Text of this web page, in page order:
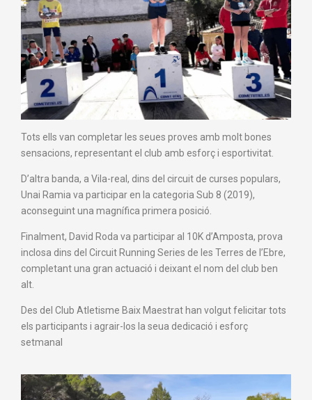
Tots ells van completar les seues proves amb molt bones
sensacions, representant el club amb esforç i esportivitat.
D’altra banda, a Vila-real, dins del circuit de curses populars,
Unai Ramia va participar en la categoria Sub 8 (2019),
aconseguint una magnífica primera posició.
Finalment, David Roda va participar al 10K d’Amposta, prova
inclosa dins del Circuit Running Series de les Terres de l’Ebre,
completant una gran actuació i deixant el nom del club ben
alt.
Des del Club Atletisme Baix Maestrat han volgut felicitar tots
els participants i agrair-los la seua dedicació i esforç
setmanal